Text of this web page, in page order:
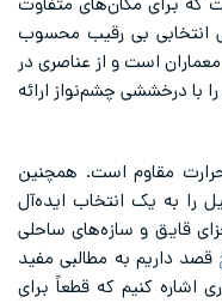
که برای مکان‌های متفاوت
انتخابی بی رقیب محسوب
است و از عناصری در
با درخششی چشم‌نواز ارائه
حرارت مقاوم است. همچنین
را به یک انتخاب ایده‌آل
قایق و سازه‌های ساحلی
قصد داریم به مطالبی مفید
اشاره کنیم که قطعاً برای